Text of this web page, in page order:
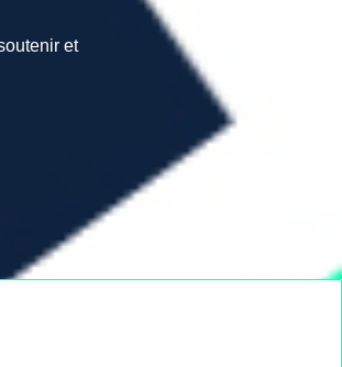
et